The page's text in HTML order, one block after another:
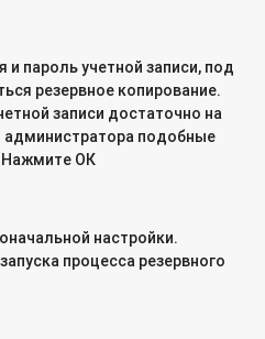
хранилища антивирусом,
антивируса на хранилище
помощи утилиты globalSAN
хранилище QNAP, чтобы
и парольучетной записи, под
резервное копирование.
записи достаточно на
администратора подобные
Нажмите ОК
настройки.
процесса резервного